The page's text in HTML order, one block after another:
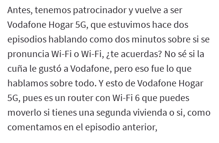
Antes, tenemos patrocinador y vuelve a ser
Vodafone Hogar 5G, que estuvimos hace dos
episodios hablando como dos minutos sobre si se
pronuncia Wi-Fi o Wi-Fi, ¿te acuerdas? No sé si la
cuña le gustó a Vodafone, pero eso fue lo que
hablamos sobre todo. Y esto de Vodafone Hogar
5G, pues es un router con Wi-Fi 6 que puedes
moverlo si tienes una segunda vivienda o si, como
comentamos en el episodio anterior,